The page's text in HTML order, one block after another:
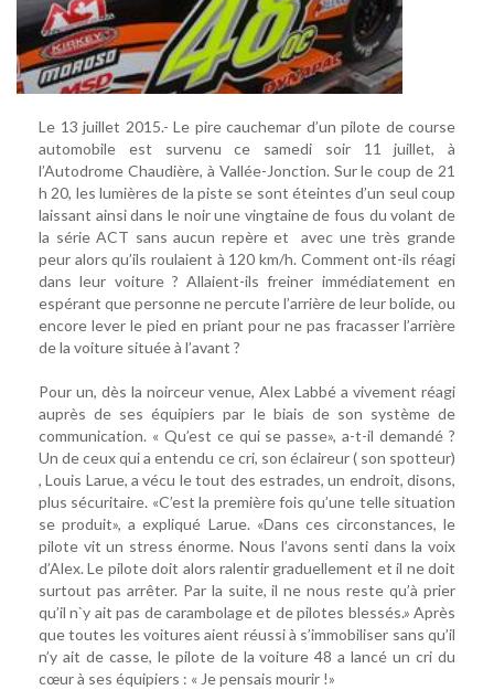
Le 13 juillet 2015.- Le pire cauchemar d’un pilote de course
automobile est survenu ce samedi soir 11 juillet, à
l’Autodrome Chaudière, à Vallée-Jonction. Sur le coup de 21
h 20, les lumières de la piste se sont éteintes d’un seul coup
laissant ainsi dans le noir une vingtaine de fous du volant de
la série ACT sans aucun repère et avec une très grande
peur alors qu’ils roulaient à 120 km/h. Comment ont-ils réagi
dans leur voiture ? Allaient-ils freiner immédiatement en
espérant que personne ne percute l’arrière de leur bolide, ou
encore lever le pied en priant pour ne pas fracasser l’arrière
de la voiture située à l’avant ?
Pour un, dès la noirceur venue, Alex Labbé a vivement réagi
auprès de ses équipiers par le biais de son système de
communication. « Qu’est ce qui se passe», a-t-il demandé ?
Un de ceux qui a entendu ce cri, son éclaireur ( son spotteur)
, Louis Larue, a vécu le tout des estrades, un endroit, disons,
plus sécuritaire. «C’est la première fois qu’une telle situation
se produit», a expliqué Larue. «Dans ces circonstances, le
pilote vit un stress énorme. Nous l’avons senti dans la voix
d’Alex. Le pilote doit alors ralentir graduellement et il ne doit
surtout pas arrêter. Par la suite, il ne nous reste qu’à prier
qu’il n`y ait pas de carambolage et de pilotes blessés.» Après
que toutes les voitures aient réussi à s’immobiliser sans qu’il
n’y ait de casse, le pilote de la voiture 48 a lancé un cri du
cœur à ses équipiers : « Je pensais mourir !»